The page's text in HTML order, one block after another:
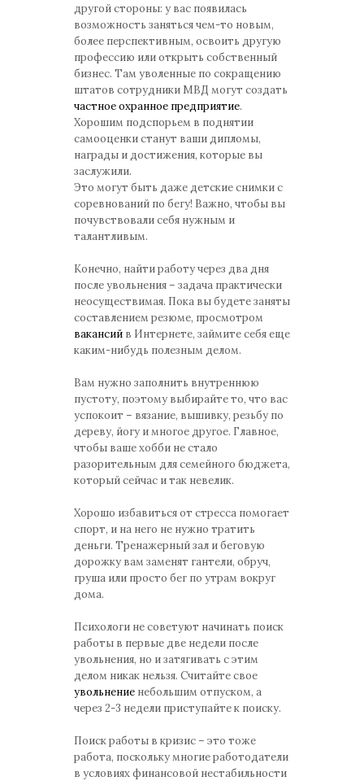
другой стороны: у вас появилась
возможность заняться чем-то новым,
более перспективным, освоить другую
профессию или открыть собственный
бизнес. Там уволенные по сокращению
штатов сотрудники МВД могут создать
частное охранное предприятие.
Хорошим подспорьем в поднятии
самооценки станут ваши дипломы,
награды и достижения, которые вы
заслужили.
Это могут быть даже детские снимки с
соревнований по бегу! Важно, чтобы вы
почувствовали себя нужным и
талантливым.
Конечно, найти работу через два дня
после увольнения – задача практически
неосуществимая. Пока вы будете заняты
составлением резюме, просмотром
вакансий в Интернете, займите себя еще
каким-нибудь полезным делом.
Вам нужно заполнить внутреннюю
пустоту, поэтому выбирайте то, что вас
успокоит – вязание, вышивку, резьбу по
дереву, йогу и многое другое. Главное,
чтобы ваше хобби не стало
разорительным для семейного бюджета,
который сейчас и так невелик.
Хорошо избавиться от стресса помогает
спорт, и на него не нужно тратить
деньги. Тренажерный зал и беговую
дорожку вам заменят гантели, обруч,
груша или просто бег по утрам вокруг
дома.
Психологи не советуют начинать поиск
работы в первые две недели после
увольнения, но и затягивать с этим
делом никак нельзя. Считайте свое
увольнение небольшим отпуском, а
через 2-3 недели приступайте к поиску.
Поиск работы в кризис – это тоже
работа, поскольку многие работодатели
в условиях финансовой нестабильности